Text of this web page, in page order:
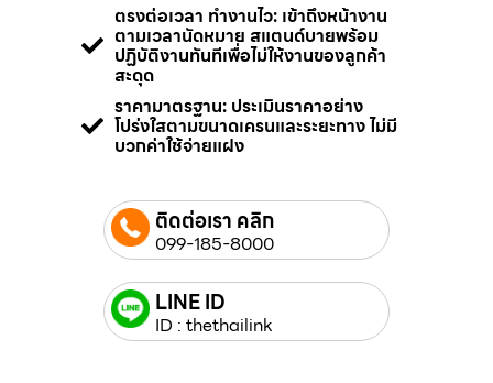
ตรงต่อเวลา ทำงานไว: เข้าถึงหน้างาน
ตามเวลานัดหมาย สแตนด์บายพร้อม
ปฏิบัติงานทันทีเพื่อไม่ให้งานของลูกค้า
สะดุด
ราคามาตรฐาน: ประเมินราคาอย่าง
โปร่งใสตามขนาดเครนและระยะทาง ไม่มี
บวกค่าใช้จ่ายแฝง
ติดต่อเรา คลิก
099-185-8000
LINE ID
ID : thethailink